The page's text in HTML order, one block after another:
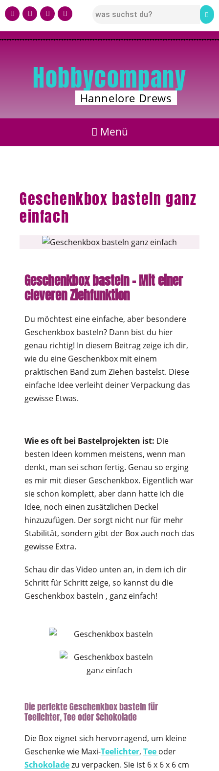
Hobbycompany
Hannelore Drews
Geschenkbox basteln ganz
einfach
Geschenkbox basteln – Mit einer
cleveren Ziehfunktion
Du möchtest eine einfache, aber besondere
Geschenkbox basteln? Dann bist du hier
genau richtig! In diesem Beitrag zeige ich dir,
wie du eine Geschenkbox mit einem
praktischen Band zum Ziehen bastelst. Diese
einfache Idee verleiht deiner Verpackung das
gewisse Etwas.
Wie es oft bei Bastelprojekten ist: Die
besten Ideen kommen meistens, wenn man
denkt, man sei schon fertig. Genau so erging
es mir mit dieser Geschenkbox. Eigentlich war
sie schon komplett, aber dann hatte ich die
Idee, noch einen zusätzlichen Deckel
hinzuzufügen. Der sorgt nicht nur für mehr
Stabilität, sondern gibt der Box auch noch das
gewisse Extra.
Schau dir das Video unten an, in dem ich dir
Schritt für Schritt zeige, so kannst du die
Geschenkbox basteln , ganz einfach!
Die perfekte Geschenkbox basteln für
Teelichter, Tee oder Schokolade
Die Box eignet sich hervorragend, um kleine
Geschenke wie Maxi-Teelichter, Tee oder
Schokoladezu verpacken. Sie ist 6 x 6 x 6 cm